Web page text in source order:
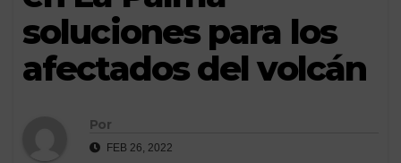
soluciones para los
afectados del volcán
Por
FEB 26, 2022